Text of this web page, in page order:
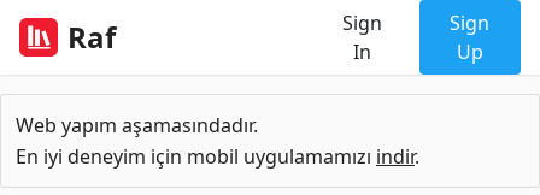
Raf
Sign
In
Sign
Up
Web yapım aşamasındadır.
En iyi deneyim için mobil uygulamamızı indir.